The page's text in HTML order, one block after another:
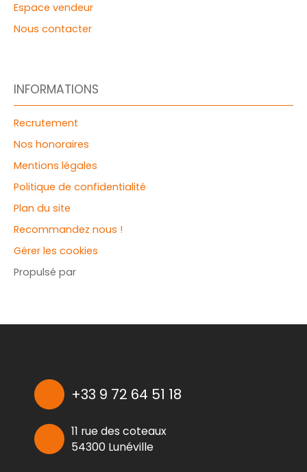
Espace vendeur
Nous contacter
INFORMATIONS
Recrutement
Nos honoraires
Mentions légales
Politique de confidentialité
Plan du site
Recommandez nous !
Gérer les cookies
Propulsé par
+33 9 72 64 51 18
11 rue des coteaux
54300 Lunéville